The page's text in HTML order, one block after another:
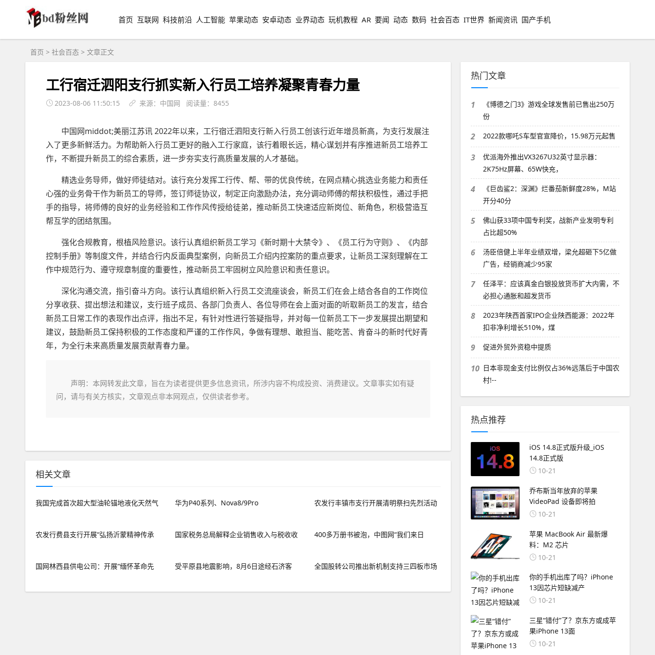
首页 互联网 科技前沿 人工智能 苹果动态 安卓动态 业界动态 玩机教程 AR 要闻 动态 数码 社会百态 IT世界 新闻资讯 国产手机
首页 > 社会百态 > 文章正文
工行宿迁泗阳支行抓实新入行员工培养凝聚青春力量
2023-08-06 11:50:15 来源：中国网 阅读量：8455
中国网middot;美丽江苏讯 2022年以来，工行宿迁泗阳支行新入行员工创该行近年增员新高，为支行发展注
入了更多新鲜活力。为帮助新入行员工更好的融入工行家庭，该行着眼长远，精心谋划并有序推进新员工培养工
作，不断提升新员工的综合素质，进一步夯实支行高质量发展的人才基础。
精选业务导师，做好师徒结对。该行充分发挥工行传、帮、带的优良传统，在网点精心挑选业务能力和责任
心强的业务骨干作为新员工的导师，签订师徒协议，制定正向激励办法，充分调动师傅的帮扶积极性，通过手把
手的指导，将师傅的良好的业务经验和工作作风传授给徒弟，推动新员工快速适应新岗位、新角色，积极营造互
帮互学的团结氛围。
强化合规教育，根植风险意识。该行认真组织新员工学习《新时期十大禁令》、《员工行为守则》、《内部
控制手册》等制度文件，并结合行内反面典型案例，向新员工介绍内控案防的重点要求，让新员工深刻理解在工
作中规范行为、遵守规章制度的重要性，推动新员工牢固树立风险意识和责任意识。
深化沟通交流，指引奋斗方向。该行认真组织新入行员工交流座谈会，新员工们在会上结合各自的工作岗位
分享收获、提出想法和建议，支行班子成员、各部门负责人、各位导师在会上面对面的听取新员工的发言，结合
新员工日常工作的表现作出点评，指出不足，有针对性进行答疑指导，并对每一位新员工下一步发展提出期望和
建议，鼓励新员工保持积极的工作态度和严谨的工作作风，争做有理想、敢担当、能吃苦、肯奋斗的新时代好青
年，为全行未来高质量发展贡献青春力量。
声明：本网转发此文章，旨在为读者提供更多信息资讯，所涉内容不构成投资、消费建议。文章事实如有疑
问，请与有关方核实，文章观点非本网观点，仅供读者参考。
相关文章
我国完成首次超大型油轮锚地液化天然气 华为P40系列、Nova8/9Pro 农发行丰镇市支行开展清明祭扫先烈活动
农发行费县支行开展“弘扬沂蒙精神传承 国家税务总局解释企业销售收入与税收收 400多万册书被泡，中图网“我们来日
国网林西县供电公司：开展“缅怀革命先 受平原县地震影响，8月6日途经石济客 全国股转公司推出新机制支持三四板市场
热门文章
1
《博德之门3》游戏全球发售前已售出250万
份
2 2022款哪吒S车型官宣降价，15.98万元起售
3
优派海外推出VX3267U32英寸显示器：
2K75Hz屏幕、65W快充，
4
《巨齿鲨2：深渊》烂番茄新鲜度28%，M站
开分40分
5
佛山获33项中国专利奖，战新产业发明专利
占比超50%
6
汤臣倍健上半年业绩双增，梁允超砸下5亿做
广告，经销商减少95家
7
任泽平：应该真金白银投放货币扩大内需，不
必担心通胀和超发货币
8
2023年陕西首家IPO企业陕西能源：2022年
扣非净利增长510%，煤
9 促进外贸外资稳中提质
10 日本非现金支付比例仅占36%远落后于中国农
村!--
热点推荐
iOS 14.8正式版升级_iOS
14.8正式版
10-21
乔布斯当年放弃的苹果
VideoPad 设备即将拍
10-21
苹果 MacBook Air 最新爆
料：M2 芯片
10-21
你的手机出库了吗？iPhone
13因芯片短缺减产
10-21
三星“错付”了？京东方或成苹
果iPhone 13面
10-21